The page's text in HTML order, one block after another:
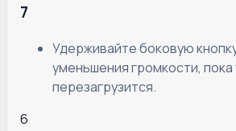
7
Удерживайте боковую
уменьшения громкости,
перезагрузится.
6